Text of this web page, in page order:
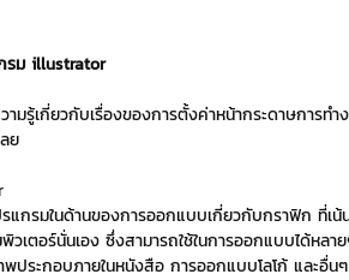
แบบและดีไซน์
ChatStick NFT Collection
รม illustrator
ามรู้เกี่ยวกับเรื่องของการตั้งค่าหน้ากระดาษการท
ย
กรมในด้านของการออกแบบเกี่ยวกับกราฟิก ที่เน้น
เตอร์นั่นเอง ซึ่งสามารถใช้ในการออกแบบได้หลา
ระกอบภายในหนังสือ การออกแบบโลโก้ และอื่น